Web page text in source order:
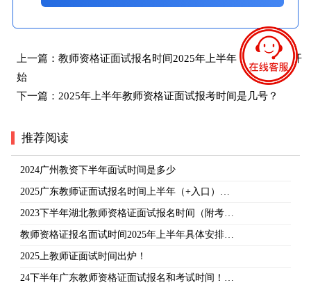
上一篇： 教师资格证面试报名时间2025年上半年 一般在几月开
始
下一篇： 2025年上半年教师资格证面试报考时间是几号？
推荐阅读
2024广州教资下半年面试时间是多少
2025广东教师证面试报名时间上半年（+入口）…
2023下半年湖北教师资格证面试报名时间（附考…
教师资格证报名面试时间2025年上半年具体安排…
2025上教师证面试时间出炉！
24下半年广东教师资格证面试报名和考试时间！…